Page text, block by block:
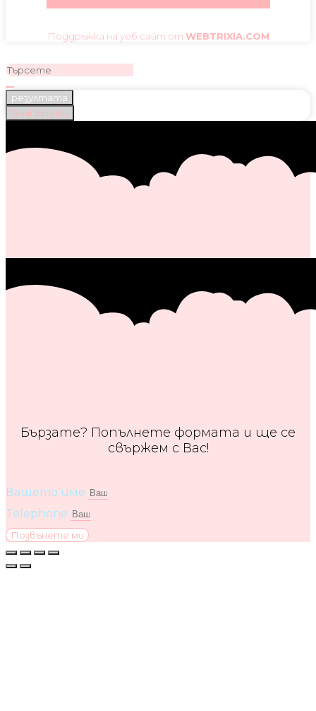
Поддръжка на уеб сайт от WEBTRIXIA.COM
резултата
Виж всички
Бързате? Попълнете формата и ще се
свържем с Вас!
Вашето име
Telephone
Позвънете ми